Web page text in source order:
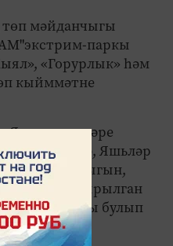
төп мәйданчыгы
паркы
«Горурлык» һәм
кыйммәтне
Яшьләр эшләре
сүзләренчә, Яшьләр
активлыгын,
өчен булдырылган
мәйданчыгы булып